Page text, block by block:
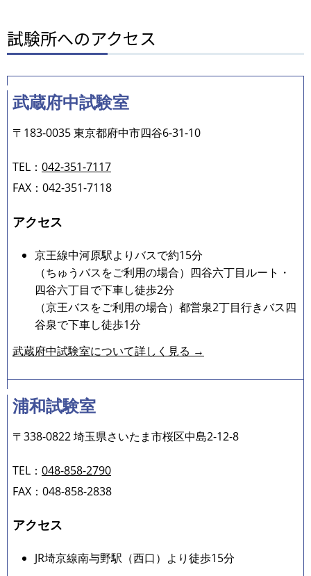
試験所へのアクセス
武蔵府中試験室
〒183-0035 東京都府中市四谷6-31-10
TEL： 042-351-7117
FAX：042-351-7118
アクセス
京王線中河原駅よりバスで約15分
（ちゅうバスをご利用の場合）四谷六丁目ルート・
四谷六丁目で下車し徒歩2分
（京王バスをご利用の場合）都営泉2丁目行きバス四
谷泉で下車し徒歩1分
武蔵府中試験室について詳しく見る →
浦和試験室
〒338-0822 埼玉県さいたま市桜区中島2-12-8
TEL： 048-858-2790
FAX：048-858-2838
アクセス
JR埼京線南与野駅（西口）より徒歩15分